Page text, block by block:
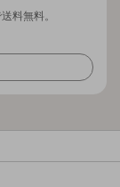
料無料。